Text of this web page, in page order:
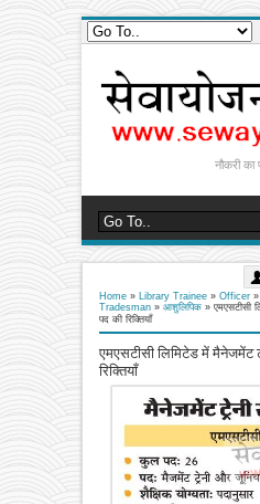
नौकरी का
Home » Library Trainee » Officer »
Tradesman » आशुलिपिक » एमएसटीसी
पद की रिक्तियाँ
एमएसटीसी लिमिटेड में मैनेजमेंट
रिक्तियाँ